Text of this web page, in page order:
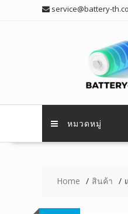
service@battery-
หมวดหมู่
Home สินค้า